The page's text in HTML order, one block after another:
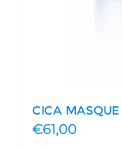
CICA MASQUE
€61,00